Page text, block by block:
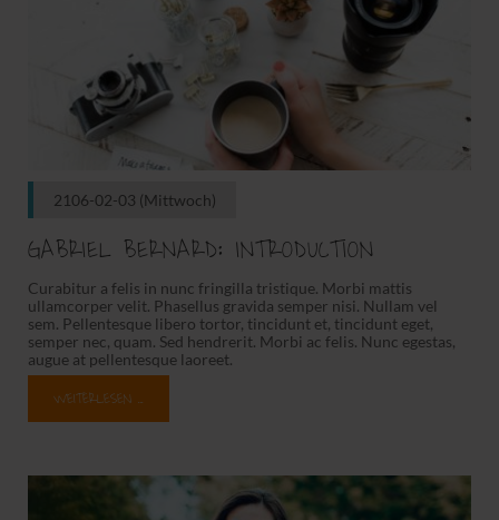
2106-02-03 (Mittwoch)
GABRIEL BERNARD: INTRODUCTION
Curabitur a felis in nunc fringilla tristique. Morbi mattis
ullamcorper velit. Phasellus gravida semper nisi. Nullam vel
sem. Pellentesque libero tortor, tincidunt et, tincidunt eget,
semper nec, quam. Sed hendrerit. Morbi ac felis. Nunc egestas,
augue at pellentesque laoreet.
WEITERLESEN …